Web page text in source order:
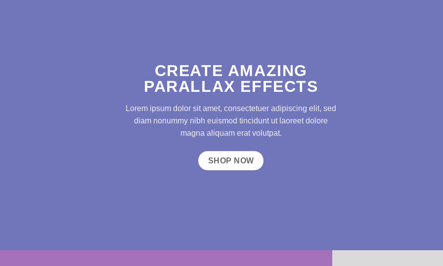
CREATE AMAZING
PARALLAX EFFECTS
Lorem ipsum dolor sit amet, consectetuer adipiscing elit, sed
diam nonummy nibh euismod tincidunt ut laoreet dolore
magna aliquam erat volutpat.
SHOP NOW